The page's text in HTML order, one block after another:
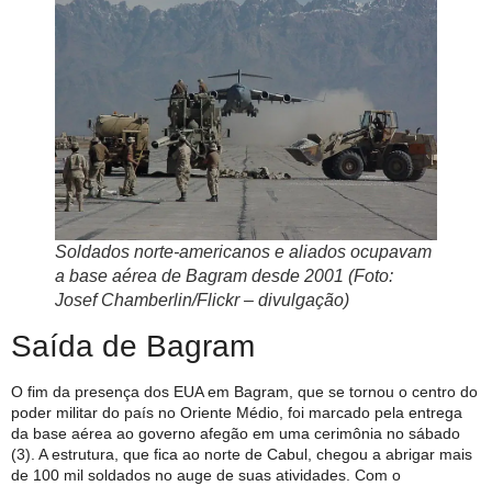
Soldados norte-americanos e aliados ocupavam
a base aérea de Bagram desde 2001 (Foto:
Josef Chamberlin/Flickr – divulgação)
Saída de Bagram
O fim da presença dos EUA em Bagram, que se tornou o centro do
poder militar do país no Oriente Médio, foi marcado pela entrega
da base aérea ao governo afegão em uma cerimônia no sábado
(3). A estrutura, que fica ao norte de Cabul, chegou a abrigar mais
de 100 mil soldados no auge de suas atividades. Com o